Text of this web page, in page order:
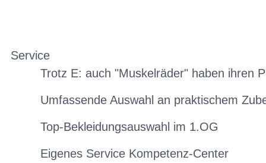
Service
Trotz E: auch "Muskelräder" haben ihren
Umfassende Auswahl an praktischem
Top-Bekleidungsauswahl im 1.OG
Eigenes Service Kompetenz-Center